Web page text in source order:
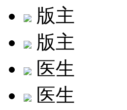
版主
版主
医生
医生